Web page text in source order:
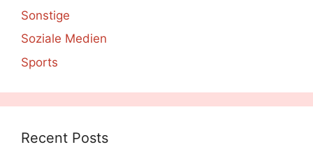
Sonstige
Soziale Medien
Sports
Recent Posts